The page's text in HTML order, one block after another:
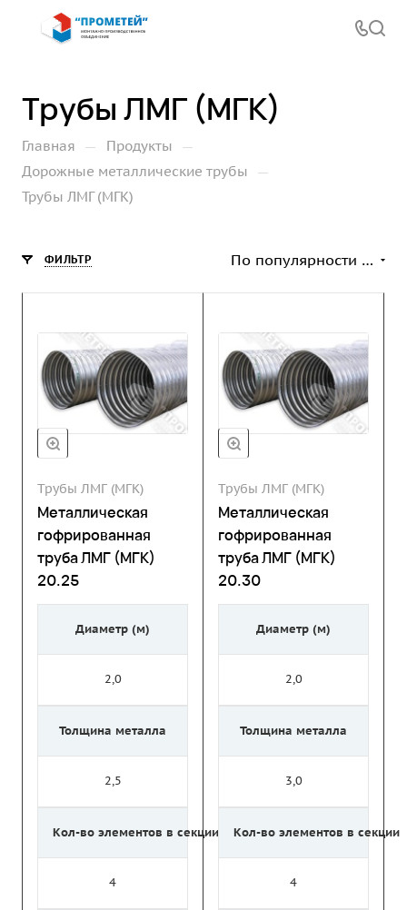
Трубы ЛМГ (МГК)
Главная — Продукты —
Дорожные металлические трубы —
Трубы ЛМГ (МГК)
ФИЛЬТР По популярности (возрастание)
Трубы ЛМГ (МГК)
Металлическая
гофрированная
труба ЛМГ (МГК)
20.25
Диаметр (м)
2,0
Толщина металла
2,5
Кол-во элементов в секции
4
Трубы ЛМГ (МГК)
Металлическая
гофрированная
труба ЛМГ (МГК)
20.30
Диаметр (м)
2,0
Толщина металла
3,0
Кол-во элементов в секции
4